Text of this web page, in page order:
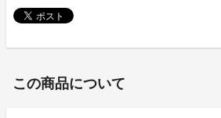
この商品について